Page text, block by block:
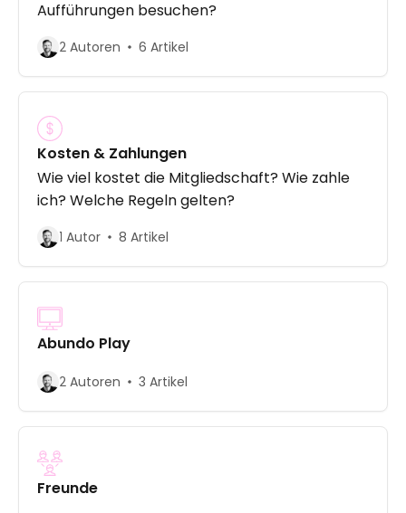
Aufführungen besuchen?
2 Autoren 6 Artikel
Kosten & Zahlungen
Wie viel kostet die Mitgliedschaft? Wie zahle
ich? Welche Regeln gelten?
1 Autor 8 Artikel
Abundo Play
2 Autoren 3 Artikel
Freunde